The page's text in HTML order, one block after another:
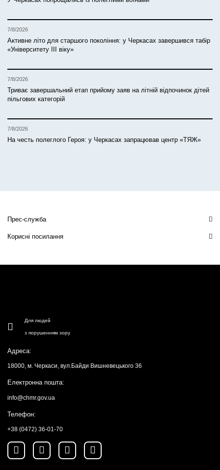
7/8/2026
Активне літо для старшого покоління: у Черкасах завершився табір
«Університету ІІІ віку»
7/8/2026
Триває завершальний етап прийому заяв на літній відпочинок дітей
пільгових категорій
7/8/2026
На честь полеглого Героя: у Черкасах запрацював центр «ТЯЖ»
Прес-служба
Корисні посилання
Для людей
з порушенням зору
Адреса:
18000, м. Черкаси, вул.Байди Вишневецького 36
Електронна пошта:
info@chmr.gov.ua
Телефон:
+38 (0472) 36-01-70